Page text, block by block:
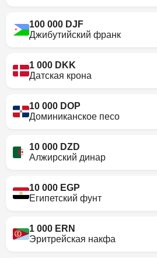
100 000 DJF
Джибутийский франк
1 000 DKK
Датская крона
10 000 DOP
Доминиканское песо
10 000 DZD
Алжирский динар
10 000 EGP
Египетский фунт
1 000 ERN
Эритрейская накфа